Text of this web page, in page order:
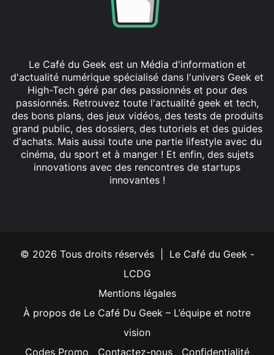
Le Café du Geek est un Média d'information et
d'actualité numérique spécialisé dans l'univers Geek et
High-Tech géré par des passionnés et pour des
passionnés. Retrouvez toute l'actualité geek et tech,
des bons plans, des jeux vidéos, des tests de produits
grand public, des dossiers, des tutoriels et des guides
d'achats. Mais aussi toute une partie lifestyle avec du
cinéma, du sport et à manger ! Et enfin, des sujets
innovations avec des rencontres de startups
innovantes !
© 2026 Tous droits réservés | Le Café du Geek -
LCDG
Mentions légales
À propos de Le Café Du Geek – L’équipe et notre
vision
Codes Promo
Contactez-nous Confidentialité